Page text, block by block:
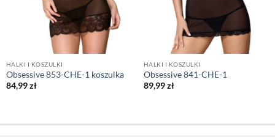
HALKI I KOSZULKI
Obsessive 853-CHE-1 koszulka
84,99zł
HALKI I KOSZULKI
Obsessive 841-CHE-1
89,99zł